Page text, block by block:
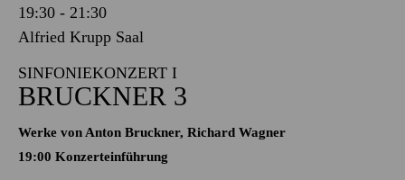
19:30 - 21:30
Alfried Krupp Saal
SINFONIEKONZERT I
BRUCKNER 3
Werke von Anton Bruckner, Richard Wagner
19:00 Konzerteinführung